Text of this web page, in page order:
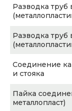
Разводка
Разводка
Соединение
и стояка
Пайка
металлопласт)